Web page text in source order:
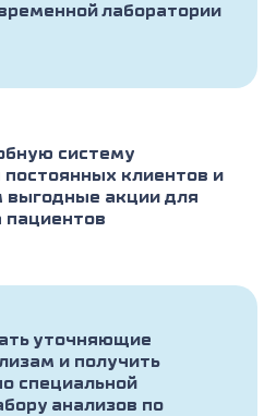
лаборатории
систему
постоянных клиентов и
выгодные акции для
пациентов
уточняющие
и получить
специальной
анализов по